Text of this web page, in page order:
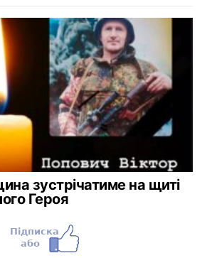
зустрічатиме на щиті
Героя